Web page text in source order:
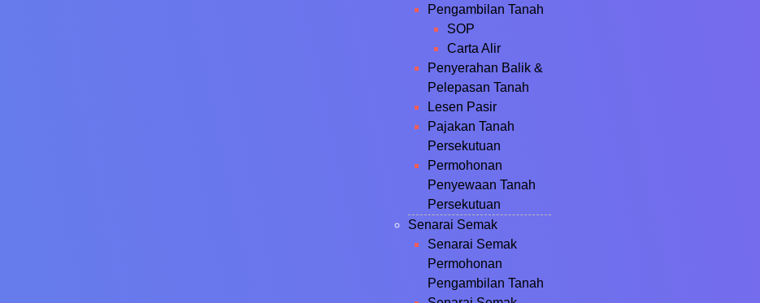
Pengambilan Tanah
SOP
Carta Alir
Penyerahan Balik &
Pelepasan Tanah
Lesen Pasir
Pajakan Tanah
Persekutuan
Permohonan
Penyewaan Tanah
Persekutuan
Senarai Semak
Senarai Semak
Permohonan
Pengambilan Tanah